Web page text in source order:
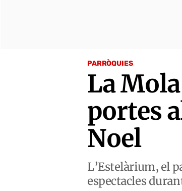
PARRÒQUIES
La
portes
Noel
L’Estelàrium, el
espectacles